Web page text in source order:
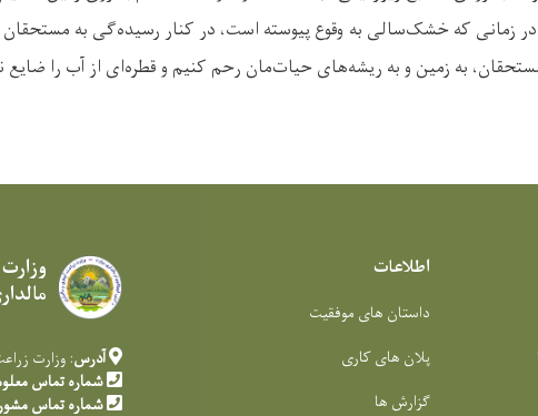
زمانی که خشک‌سالی به وقوع پیوسته است، در کنار رسیده‌گی به مستحقان
به زمین و به ریشه‌های حیات‌مان رحم کنیم و قطره‌ای از آب را ضایع
اطلاعات
داستان های موفقیت
پلان های کاری
گزارش ها
آدرس: وزارت
شماره تماس
شماره تماس